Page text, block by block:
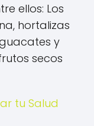
ellos: Los
hortalizas
y
secos
tu Salud